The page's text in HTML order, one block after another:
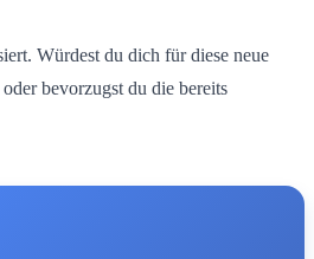
Würdest du dich für diese neue
bevorzugst du die bereits